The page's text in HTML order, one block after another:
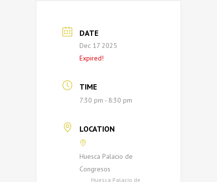
DATE
Dec 17 2025
Expired!
TIME
7:30 pm - 8:30 pm
LOCATION
Huesca Palacio de
Congresos
Huesca Palacio de